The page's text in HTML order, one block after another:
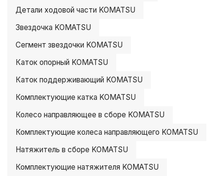
Детали ходовой части KOMATSU
Звездочка KOMATSU
Сегмент звездочки KOMATSU
Каток опорный KOMATSU
Каток поддерживающий KOMATSU
Комплектующие катка KOMATSU
Колесо направляющее в сборе KOMATSU
Комплектующие колеса направляющего KOMATSU
Натяжитель в сборе KOMATSU
Комплектующие натяжителя KOMATSU